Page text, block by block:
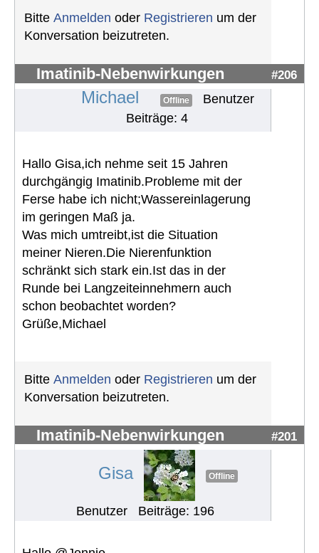
Bitte Anmelden oder Registrieren um der
Konversation beizutreten.
Imatinib-Nebenwirkungen #206
Michael Offline
Benutzer
Beiträge: 4
Hallo Gisa,ich nehme seit 15 Jahren
durchgängig Imatinib.Probleme mit der
Ferse habe ich nicht;Wassereinlagerung
im geringen Maß ja.
Was mich umtreibt,ist die Situation
meiner Nieren.Die Nierenfunktion
schränkt sich stark ein.Ist das in der
Runde bei Langzeiteinnehmern auch
schon beobachtet worden?
Grüße,Michael
Bitte Anmelden oder Registrieren um der
Konversation beizutreten.
Imatinib-Nebenwirkungen #201
Gisa Offline
Benutzer Beiträge: 196